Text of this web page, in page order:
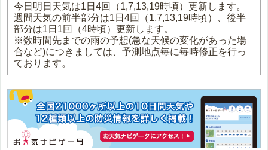
今日明日天気は1日4回（1,7,13,19時頃）更新します。
週間天気の前半部分は1日4回（1,7,13,19時頃）、後半
部分は1日1回（4時頃）更新します。
※数時間先までの雨の予想(急な天候の変化があった場
合など)につきましては、予測地点毎に毎時修正を行っ
ております。